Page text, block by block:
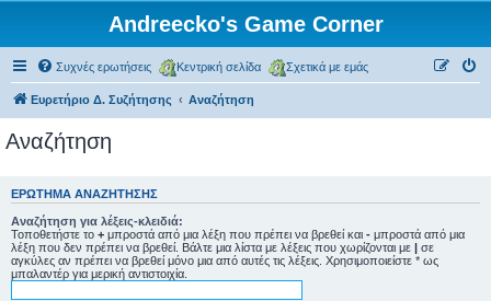
Andreecko's Game Corner
Συχνές ερωτήσεις Κεντρική σελίδα Σχετικά με εμάς
Ευρετήριο Δ. Συζήτησης Αναζήτηση
Αναζήτηση
ΕΡΏΤΗΜΑ ΑΝΑΖΉΤΗΣΗΣ
Αναζήτηση για λέξεις-κλειδιά:
Τοποθετήστε το + μπροστά από μια λέξη που πρέπει να βρεθεί και - μπροστά από μια
λέξη που δεν πρέπει να βρεθεί. Βάλτε μια λίστα με λέξεις που χωρίζονται με | σε
αγκύλες αν πρέπει να βρεθεί μόνο μια από αυτές τις λέξεις. Χρησιμοποιείστε * ως
μπαλαντέρ για μερική αντιστοιχία.